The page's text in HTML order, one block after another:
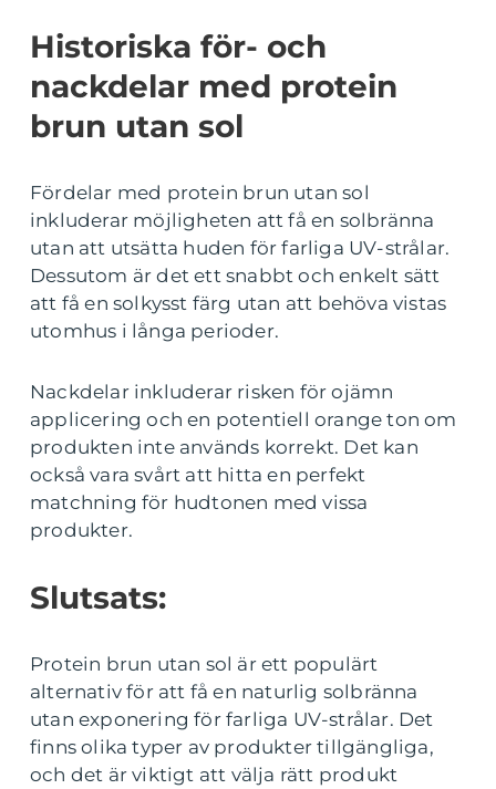
Historiska för- och
nackdelar med protein
brun utan sol
Fördelar med protein brun utan sol
inkluderar möjligheten att få en solbränna
utan att utsätta huden för farliga UV-strålar.
Dessutom är det ett snabbt och enkelt sätt
att få en solkysst färg utan att behöva vistas
utomhus i långa perioder.
Nackdelar inkluderar risken för ojämn
applicering och en potentiell orange ton om
produkten inte används korrekt. Det kan
också vara svårt att hitta en perfekt
matchning för hudtonen med vissa
produkter.
Slutsats:
Protein brun utan sol är ett populärt
alternativ för att få en naturlig solbränna
utan exponering för farliga UV-strålar. Det
finns olika typer av produkter tillgängliga,
och det är viktigt att välja rätt produkt